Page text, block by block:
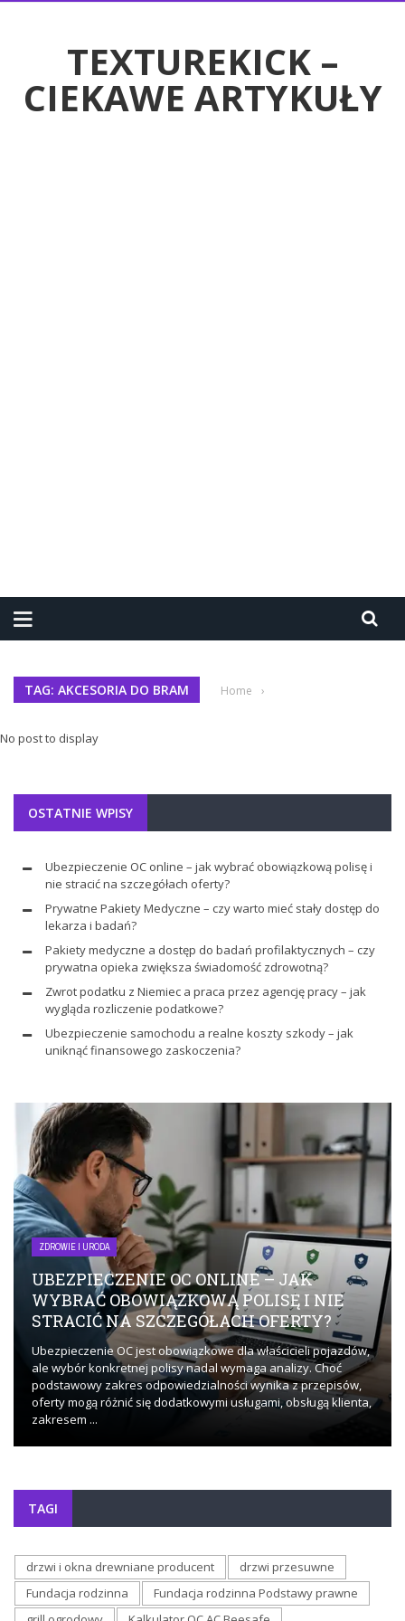
TEXTUREKICK –
CIEKAWE ARTYKUŁY
TAG: AKCESORIA DO BRAM Home ›
No post to display
OSTATNIE WPISY
Ubezpieczenie OC online – jak wybrać obowiązkową polisę i
nie stracić na szczegółach oferty?
Prywatne Pakiety Medyczne – czy warto mieć stały dostęp do
lekarza i badań?
Pakiety medyczne a dostęp do badań profilaktycznych – czy
prywatna opieka zwiększa świadomość zdrowotną?
Zwrot podatku z Niemiec a praca przez agencję pracy – jak
wygląda rozliczenie podatkowe?
Ubezpieczenie samochodu a realne koszty szkody – jak
uniknąć finansowego zaskoczenia?
ZDROWIE I URODA
UBEZPIECZENIE OC ONLINE – JAK
WYBRAĆ OBOWIĄZKOWĄ POLISĘ I NIE
STRACIĆ NA SZCZEGÓŁACH OFERTY?
Ubezpieczenie OC jest obowiązkowe dla właścicieli pojazdów,
ale wybór konkretnej polisy nadal wymaga analizy. Choć
podstawowy zakres odpowiedzialności wynika z przepisów,
oferty mogą różnić się dodatkowymi usługami, obsługą klienta,
zakresem ...
TAGI
drzwi i okna drewniane producent
drzwi przesuwne
Fundacja rodzinna
Fundacja rodzinna Podstawy prawne